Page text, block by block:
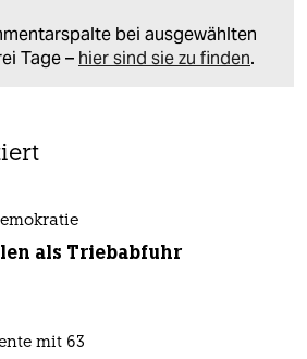
bei ausgewählten
Tage – hier sind sie zu finden.
als Triebabfuhr
mit 63